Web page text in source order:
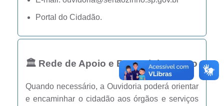
SERTPREV
Portal do Cidadão.
🏛️ Rede de Apoio e Encaminhamento
Quando necessário, a Ouvidoria poderá orientar
e encaminhar o cidadão aos órgãos e serviços